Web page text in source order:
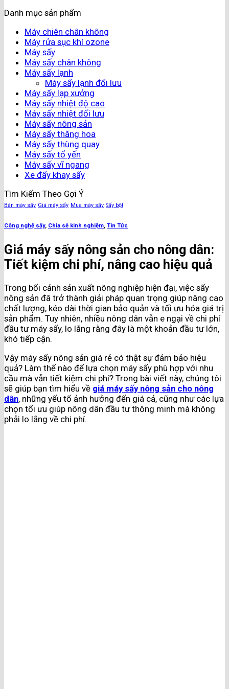
Danh mục sản phẩm
Máy chiên chân không
Máy rửa sục khí ozone
Máy sấy
Máy sấy chân không
Máy sấy lạnh
Máy sấy lạnh đối lưu
Máy sấy lạp xưởng
Máy sấy nhiệt độ cao
Máy sấy nhiệt đối lưu
Máy sấy nông sản
Máy sấy thăng hoa
Máy sấy thùng quay
Máy sấy tổ yến
Máy sấy vĩ ngang
Xe đẩy khay sấy
Tìm Kiếm Theo Gợi Ý
Bán máy sấy Giá máy sấy Mua máy sấy Sấy bột
Công nghệ sấy, Chia sẻ kinh nghiệm, Tin Tức
Giá máy sấy nông sản cho nông dân:
Tiết kiệm chi phí, nâng cao hiệu quả
Trong bối cảnh sản xuất nông nghiệp hiện đại, việc sấy
nông sản đã trở thành giải pháp quan trọng giúp nâng cao
chất lượng, kéo dài thời gian bảo quản và tối ưu hóa giá trị
sản phẩm. Tuy nhiên, nhiều nông dân vẫn e ngại về chi phí
đầu tư máy sấy, lo lắng rằng đây là một khoản đầu tư lớn,
khó tiếp cận.
Vậy máy sấy nông sản giá rẻ có thật sự đảm bảo hiệu
quả? Làm thế nào để lựa chọn máy sấy phù hợp với nhu
cầu mà vẫn tiết kiệm chi phí? Trong bài viết này, chúng tôi
sẽ giúp bạn tìm hiểu về giá máy sấy nông sản cho nông
dân, những yếu tố ảnh hưởng đến giá cả, cũng như các lựa
chọn tối ưu giúp nông dân đầu tư thông minh mà không
phải lo lắng về chi phí.